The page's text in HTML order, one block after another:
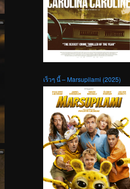
เร็วๆ นี้ – Marsupilami (2025)